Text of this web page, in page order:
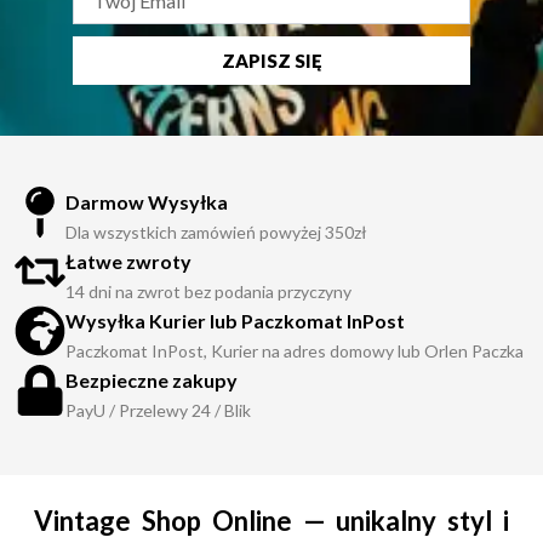
rodowodzie, który mimo
upływu lat zachowuje swoje
właściwości izolacyjne i
surową, brytyjską estetykę
outdoorową.
Historia marki Rab i jej
rozwój
Historia marki Rab rozpoczęła
się w 1981 roku w Sheffield,
kiedy to szkocki wspinacz Rab
Carrington zaczął ręcznie
wytwarzać śpiwory we
odzieży puchowej zdobył on
ZAPISZ SIĘ
Darmow Wysyłka
Dla wszystkich zamówień powyżej 350zł
Łatwe zwroty
14 dni na zwrot bez podania przyczyny
Wysyłka Kurier lub Paczkomat InPost
Paczkomat InPost, Kurier na adres domowy lub Orlen Paczka
Bezpieczne zakupy
PayU / Przelewy 24 / Blik
Vintage Shop Online — unikalny styl i